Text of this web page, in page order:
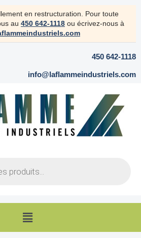
en restructuration. Pour toute
au 450 642-1118 ou écrivez-nous à
450 642-1118
info@laflammeindustriels.com
Menu